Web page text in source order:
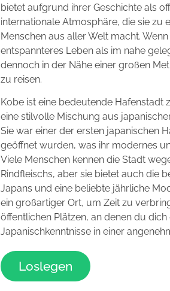
bietet aufgrund ihrer Geschichte als
internationale Atmosphäre, die sie zu
Menschen aus aller Welt macht.
entspannteres Leben als im nahe
dennoch in der Nähe einer großen
zu reisen.
Kobe ist eine bedeutende Hafenstadt
eine stilvolle Mischung aus
Sie war einer der ersten japanischen
geöffnet wurden, was ihr modernes
Viele Menschen kennen die Stadt
Rindfleischs, aber sie bietet auch die
Japans und eine beliebte jährliche
ein großartiger Ort, um Zeit zu
öffentlichen Plätzen, an denen du
Japanischkenntnisse in einer
Loslegen